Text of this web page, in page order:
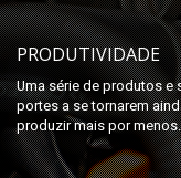
PRODUTIVIDADE
Uma série de produtos
portes a se tornarem
produzir mais por menos.